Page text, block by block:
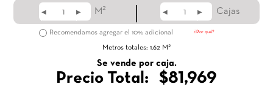
◀ ▶ M2 | ◀ ▶ Cajas
Recomendamos agregar el 10% adicional ¿Por qué?
Metros totales: 1.62 M 2
Se vende por caja.
Precio Total: $81,969